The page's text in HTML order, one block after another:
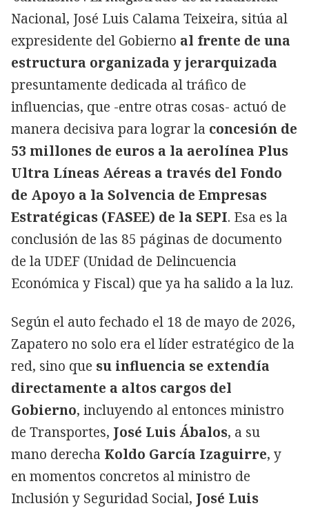
Nacional, José Luis Calama Teixeira, sitúa al
expresidente del Gobierno al frente de una
estructura organizada y jerarquizada
presuntamente dedicada al tráfico de
influencias, que -entre otras cosas- actuó de
manera decisiva para lograr la concesión de
53 millones de euros a la aerolínea Plus
Ultra Líneas Aéreas a través del Fondo
de Apoyo a la Solvencia de Empresas
Estratégicas (FASEE) de la SEPI. Esa es la
conclusión de las 85 páginas de documento
de la UDEF (Unidad de Delincuencia
Económica y Fiscal) que ya ha salido a la luz.
Según el auto fechado el 18 de mayo de 2026,
Zapatero no solo era el líder estratégico de la
red, sino que su influencia se extendía
directamente a altos cargos del
Gobierno, incluyendo al entonces ministro
de Transportes, José Luis Ábalos, a su
mano derecha Koldo García Izaguirre, y
en momentos concretos al ministro de
Inclusión y Seguridad Social, José Luis